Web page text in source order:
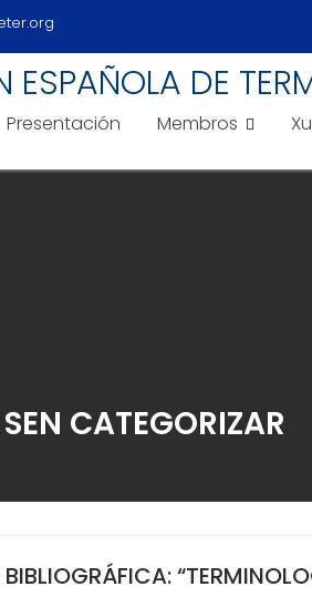
DE
Presentación Membros
SEN CATEGORIZAR